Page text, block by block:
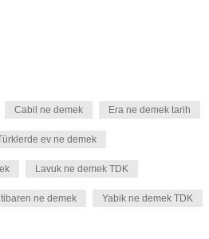
Cabil ne demek Era ne demek tarih
ev ne demek
Lavuk ne demek TDK
ne demek Yabik ne demek TDK